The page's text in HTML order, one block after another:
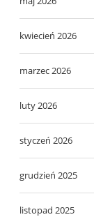
kwiecień 2026
marzec 2026
luty 2026
styczeń 2026
grudzień 2025
listopad 2025